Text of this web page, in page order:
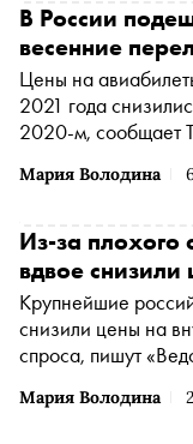
Мария Володина
В России
весенние
Цены на
2021 года
2020-м, сообщает ТАСС со ссылкой на данные
перелет в одну
Мария Володина
Из-за плохого
вдвое
Крупнейшие
снизили цены на
спроса, пишут «Ведомости». Журналисты сравнили
городов с самым